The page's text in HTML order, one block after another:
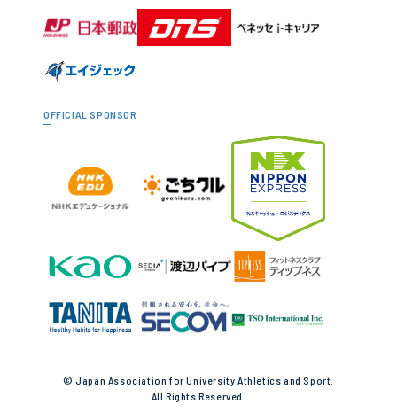
OFFICIAL SPONSOR
© Japan Association for University Athletics and Sport.
All Rights Reserved.